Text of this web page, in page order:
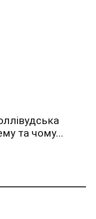
та чому...